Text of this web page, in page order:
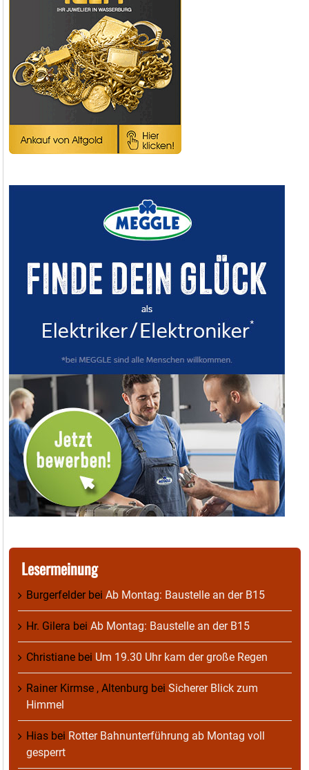
Lesermeinung
Burgerfelderbei Ab Montag: Baustelle an der B15
Hr. Gilera bei Ab Montag: Baustelle an der B15
Christiane bei Um 19.30 Uhr kam der große Regen
Rainer Kirmse , Altenburg bei Sicherer Blick zum
Himmel
Hias bei Rotter Bahnunterführung ab Montag voll
gesperrt